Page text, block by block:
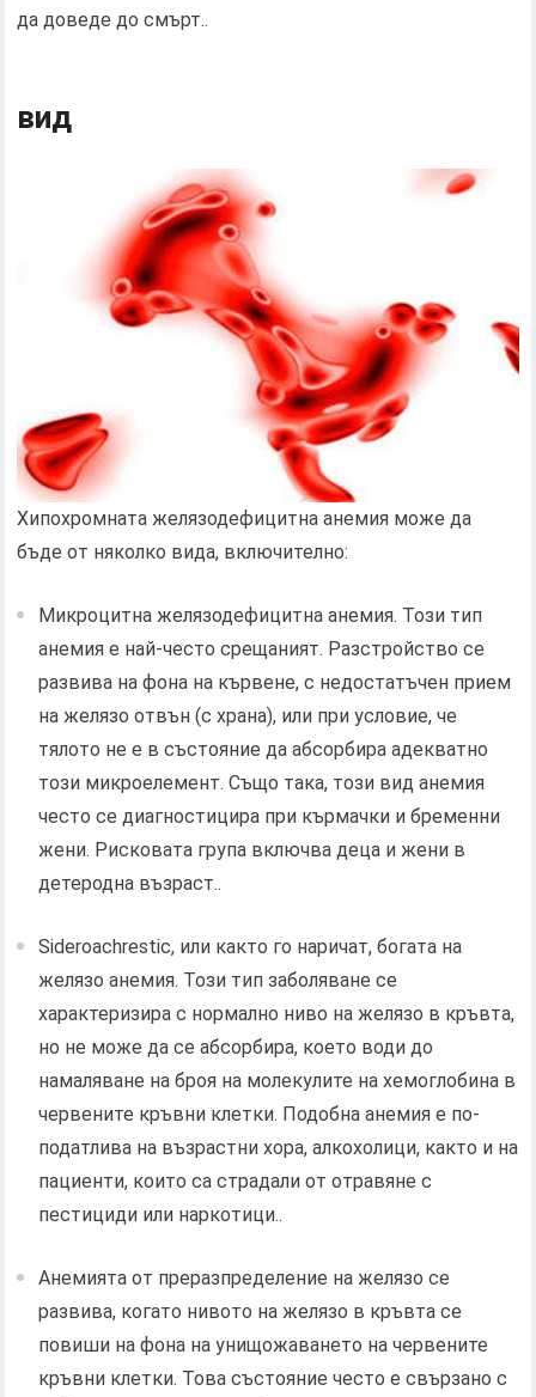
да доведе до смърт..
вид
Хипохромната желязодефицитна анемия може да
бъде от няколко вида, включително:
Микроцитна желязодефицитна анемия. Този тип
анемия е най-често срещаният. Разстройство се
развива на фона на кървене, с недостатъчен прием
на желязо отвън (с храна), или при условие, че
тялото не е в състояние да абсорбира адекватно
този микроелемент. Също така, този вид анемия
често се диагностицира при кърмачки и бременни
жени. Рисковата група включва деца и жени в
детеродна възраст..
Sideroachrestic, или както го наричат, богата на
желязо анемия. Този тип заболяване се
характеризира с нормално ниво на желязо в кръвта,
но не може да се абсорбира, което води до
намаляване на броя на молекулите на хемоглобина в
червените кръвни клетки. Подобна анемия е по-
податлива на възрастни хора, алкохолици, както и на
пациенти, които са страдали от отравяне с
пестициди или наркотици..
Анемията от преразпределение на желязо се
развива, когато нивото на желязо в кръвта се
повиши на фона на унищожаването на червените
кръвни клетки. Това състояние често е свързано с